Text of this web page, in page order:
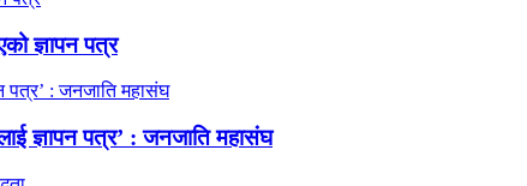
ज्ञापन पत्र
ज्ञापन पत्र’ : जनजाति महासंघ